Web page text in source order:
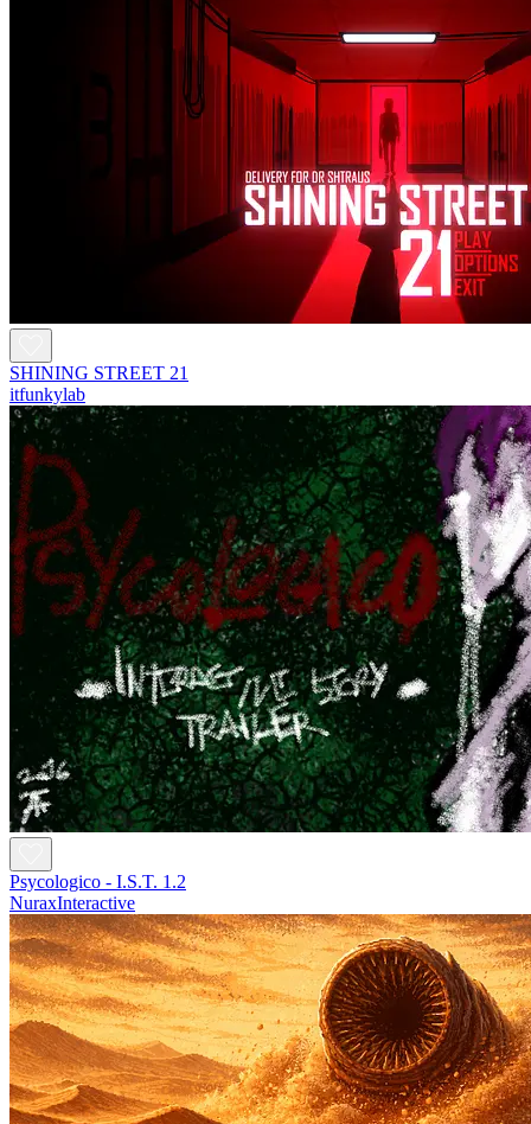
SHINING STREET 21
itfunkylab
Psycologico - I.S.T. 1.2
NuraxInteractive